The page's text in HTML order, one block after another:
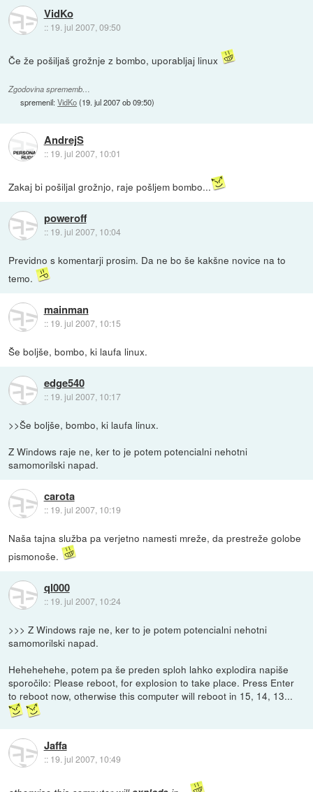
VidKo
:: 19. jul 2007, 09:50
Če že pošiljaš grožnje z bombo, uporabljaj linux
Zgodovina sprememb…
spremenil:VidKo(19. jul 2007 ob 09:50)
AndrejS
:: 19. jul 2007, 10:01
Zakaj bi pošiljal grožnjo, raje pošljem bombo...
poweroff
:: 19. jul 2007, 10:04
Previdno s komentarji prosim. Da ne bo še kakšne novice na to
temo.
mainman
:: 19. jul 2007, 10:15
Še boljše, bombo, ki laufa linux.
edge540
:: 19. jul 2007, 10:17
>>Še boljše, bombo, ki laufa linux.
Z Windows raje ne, ker to je potem potencialni nehotni
samomorilski napad.
carota
:: 19. jul 2007, 10:19
Naša tajna služba pa verjetno namesti mreže, da prestreže golobe
pismonoše.
ql000
:: 19. jul 2007, 10:24
>>> Z Windows raje ne, ker to je potem potencialni nehotni
samomorilski napad.
Hehehehehe, potem pa še preden sploh lahko explodira napiše
sporočilo: Please reboot, for explosion to take place. Press Enter
to reboot now, otherwise this computer will reboot in 15, 14, 13...
Jaffa
:: 19. jul 2007, 10:49